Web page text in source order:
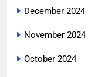
December 2024
November 2024
October 2024